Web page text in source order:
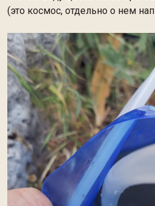
(это космос, отдельно о нем